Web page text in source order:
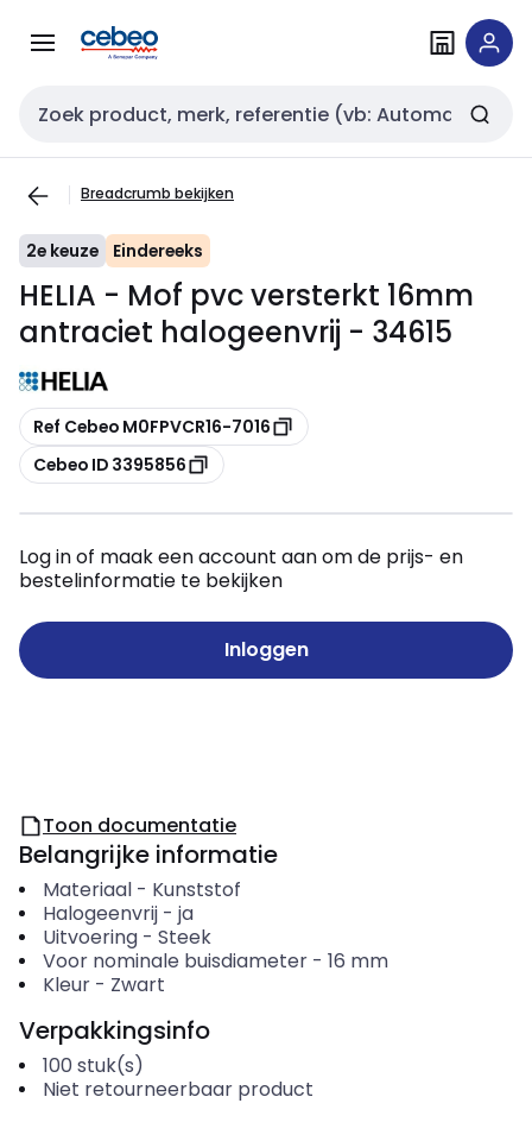
naar
naar
Zoekveld invoer
Breadcrumb bekijken
2e keuze Eindereeks
HELIA - Mof pvc versterkt 16mm
antraciet halogeenvrij - 34615
Kopiëren
Ref Cebeo M0FPVCR16-7016
Kopiëren
Cebeo ID 3395856
Log in of maak een account aan om de prijs- en
bestelinformatie te bekijken
Inloggen
Toon documentatie
Belangrijke informatie
Materiaal- Kunststof
Halogeenvrij- ja
Uitvoering- Steek
Voor nominale buisdiameter- 16 mm
Kleur- Zwart
Verpakkingsinfo
100 stuk(s)
Niet retourneerbaar product